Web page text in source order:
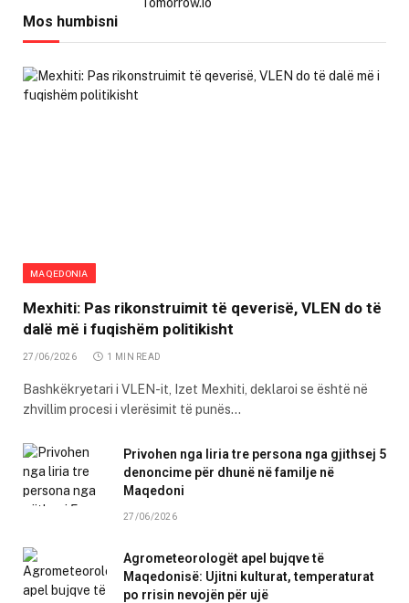
Mos humbisni
MAQEDONIA
Mexhiti: Pas rikonstruimit të qeverisë, VLEN do të
dalë më i fuqishëm politikisht
27/06/2026 1 MIN READ
Bashkëkryetari i VLEN-it, Izet Mexhiti, deklaroi se është në
zhvillim procesi i vlerësimit të punës…
Privohen nga liria tre persona nga gjithsej 5
denoncime për dhunë në familje në
Maqedoni
27/06/2026
Agrometeorologët apel bujqve të
Maqedonisë: Ujitni kulturat, temperaturat
po rrisin nevojën për ujë